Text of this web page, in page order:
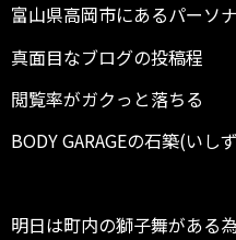
富山県高岡市にあるパーソ
真面目なブログの投稿程
閲覧率がガクっと落ちる
BODY GARAGEの石築(いし
明日は町内の獅子舞がある